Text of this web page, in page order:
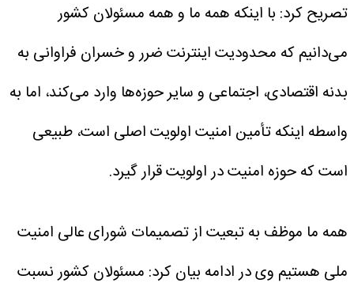
تصریح کرد: با اینکه همه ما و همه مسئولان کشور
می‌دانیم که محدودیت اینترنت ضرر و خسران فراوانی به
بدنه اقتصادی، اجتماعی و سایر حوزه‌ها وارد می‌کند، اما به
واسطه اینکه تأمین امنیت اولویت اصلی است، طبیعی
است که حوزه امنیت در اولویت قرار گیرد.
همه ما موظف به تبعیت از تصمیمات شورای عالی امنیت
ملی هستیم وی در ادامه بیان کرد: مسئولان کشور نسبت